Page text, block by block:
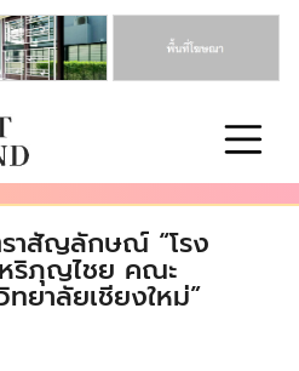
าสัญลักษณ์ “โรง
ริภุญไชย คณะ
ยาลัยเชียงใหม่”